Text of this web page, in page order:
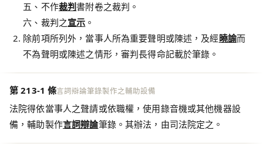
五、不作裁判書附卷之裁判。
六、裁判之宣示 。
除前項所列外，當事人所為重要聲明或陳述，及經曉諭而
不為聲明或陳述之情形，審判長得命記載於筆錄。
第 213-1 條言詞辯論筆錄製作之輔助設備
法院得依當事人之聲請或依職權，使用錄音機或其他機器設
備，輔助製作言詞辯論筆錄。其辦法，由司法院定之。